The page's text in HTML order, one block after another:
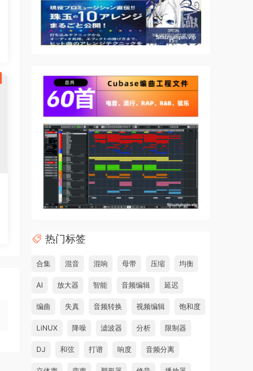
热门标签
合集 混音 混响 母带 压缩 均衡
AI 放大器 智能 音频编辑 延迟
编曲 失真 音频转换 视频编辑 饱和度
LiNUX 降噪 滤波器 分析 限制器
DJ 和弦 打谱 响度 音频分离